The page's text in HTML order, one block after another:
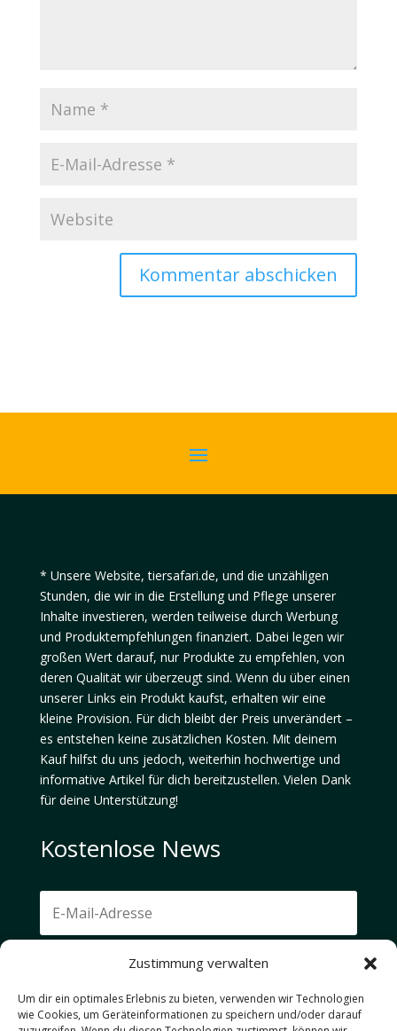
Zustimmung verwalten
Um dir ein optimales Erlebnis zu bieten, verwenden wir Technologien
wie Cookies, um Geräteinformationen zu speichern und/oder darauf
Kommentar abschicken
* Unsere Website, tiersafari.de, und die unzähligen
Stunden, die wir in die Erstellung und Pflege unserer
Inhalte investieren, werden teilweise durch Werbung
und Produktempfehlungen finanziert. Dabei legen wir
großen Wert darauf, nur Produkte zu empfehlen, von
deren Qualität wir überzeugt sind. Wenn du über einen
unserer Links ein Produkt kaufst, erhalten wir eine
kleine Provision. Für dich bleibt der Preis unverändert –
es entstehen keine zusätzlichen Kosten. Mit deinem
Kauf hilfst du uns jedoch, weiterhin hochwertige und
informative Artikel für dich bereitzustellen. Vielen Dank
für deine Unterstützung!
Kostenlose News
Ich akzeptiere die Datenschutzbestimmungen.
Abonnieren